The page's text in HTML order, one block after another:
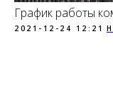
График работы
2021-12-24 12:21